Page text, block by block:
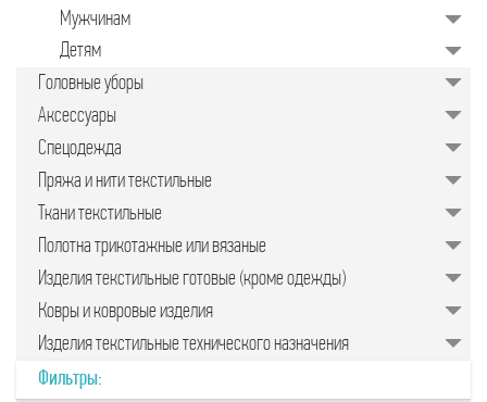
Мужчинам
Детям
Головные уборы
Аксессуары
Спецодежда
Пряжа и нити текстильные
Ткани текстильные
Полотна трикотажные или вязаные
Изделия текстильные готовые (кроме одежды)
Ковры и ковровые изделия
Изделия текстильные технического назначения
Фильтры: